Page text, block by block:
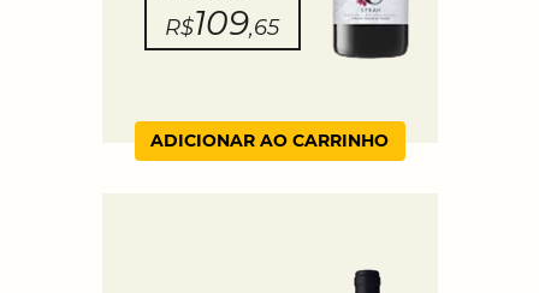
R$109,65
ADICIONAR AO CARRINHO